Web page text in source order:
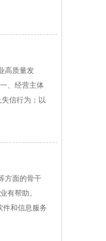
高质量发
、经营主体
信行为；以
方面的骨干
有帮助。
件和信息服务